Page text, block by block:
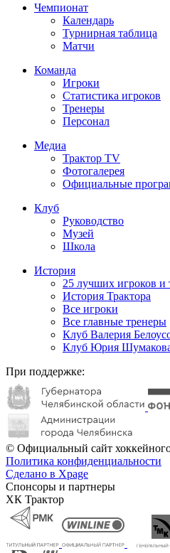
Чемпионат
Календарь
Турнирная таблица
Матчи
Команда
Игроки
Статистика игроков
Тренеры
Персонал
Медиа
Трактор TV
Фотогалерея
Официальные
Клуб
Руководство
Музей
Школа
История
25 лучших игроков и
История Трактора
Все игроки
Все главные тренеры
Клуб Валерия
Клуб Юрия
При поддержке:
© Официальный сайт
Политика конфиденциальности
Сделано в Xpage
Спонсоры и партнеры
ХК Трактор